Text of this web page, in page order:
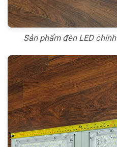
Sản phẩm đèn LED